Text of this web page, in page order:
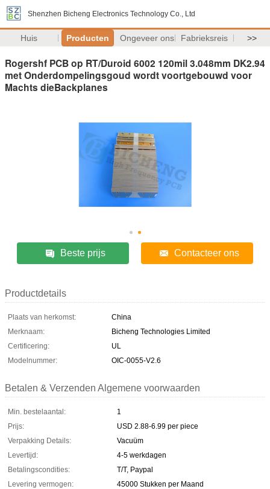
Shenzhen Bicheng Electronics Technology Co., Ltd
Huis Producten Ongeveer ons Fabrieksreis >>
Rogershf PCB op RT/Duroid 6002 120mil 3.048mm DK2.94
met Onderdompelingsgoud wordt voortgebouwd voor
Machts dieBackplanes
Beste prijs Contacteer ons
Productdetails
Plaats van herkomst:
China
Merknaam:
Bicheng Technologies Limited
Certificering:
UL
Modelnummer:
OIC-0055-V2.6
Betalen & Verzenden Algemene voorwaarden
Min. bestelaantal:
1
Prijs:
USD 2.88-6.99 per piece
Verpakking Details:
Vacuüm
Levertijd:
4-5 werkdagen
Betalingscondities:
T/T, Paypal
Levering vermogen:
45000 Stukken per Maand